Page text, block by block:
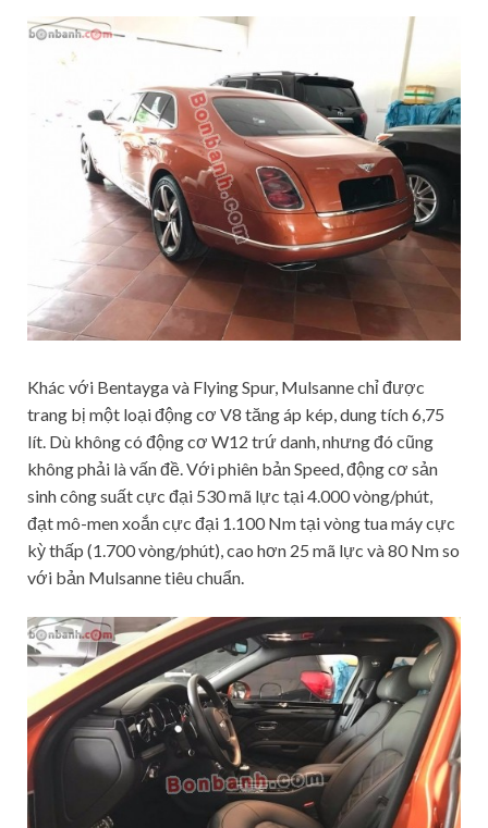
Khác với Bentayga và Flying Spur, Mulsanne chỉ được
trang bị một loại động cơ V8 tăng áp kép, dung tích 6,75
lít. Dù không có động cơ W12 trứ danh, nhưng đó cũng
không phải là vấn đề. Với phiên bản Speed, động cơ sản
sinh công suất cực đại 530 mã lực tại 4.000 vòng/phút,
đạt mô-men xoắn cực đại 1.100 Nm tại vòng tua máy cực
kỳ thấp (1.700 vòng/phút), cao hơn 25 mã lực và 80 Nm so
với bản Mulsanne tiêu chuẩn.